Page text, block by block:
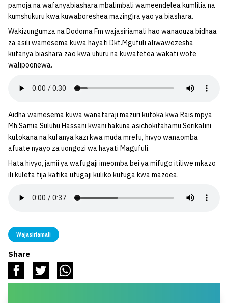
pamoja na wafanyabiashara mbalimbali wameendelea kumlilia na
kumshukuru kwa kuwaboreshea mazingira yao ya biashara.
Wakizungumza na Dodoma Fm wajasiriamali hao wanaouza bidhaa
za asili wamesema kuwa hayati Dkt.Mgufuli aliwawezesha
kufanya biashara zao kwa uhuru na kuwatetea wakati wote
walipoonewa.
Aidha wamesema kuwa wanataraji mazuri kutoka kwa Rais mpya
Mh.Samia Suluhu Hassani kwani hakuna asichokifahamu Serikalini
kutokana na kufanya kazi kwa muda mrefu, hivyo wanaomba
afuate nyayo za uongozi wa hayati Magufuli.
Hata hivyo, jamii ya wafugaji imeomba bei ya mifugo itiliwe mkazo
ili kuleta tija katika ufugaji kuliko kufuga kwa mazoea.
Wajasiriamali
Share